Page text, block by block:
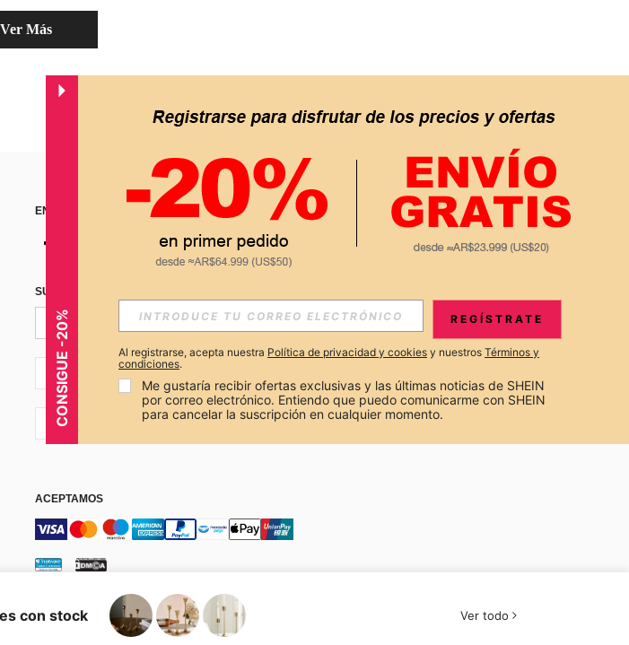
Ver Más
ENCUÉNTRANOS EN APP
SUSCRÍBETE PARA RECIBIR OFERTAS EXCLUSIVAS, PROMOCIONES Y NOTICIAS DE SHEIN
Suscribir
AR + 54
AR + 54
ACEPTAMOS
con stock Ver todo
CONSIGUE -20% REGÍSTRATE
Al registrarse, acepta nuestra Política de privacidad y cookies y nuestros Términos y
condiciones.
Me gustaría recibir ofertas exclusivas y las últimas noticias de SHEIN
por correo electrónico. Entiendo que puedo comunicarme con SHEIN
para cancelar la suscripción en cualquier momento.